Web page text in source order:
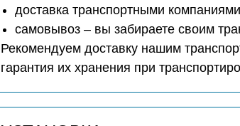
доставка транспортными
самовывоз – вы забираете своим
Рекомендуем доставку нашим
гарантия их хранения при